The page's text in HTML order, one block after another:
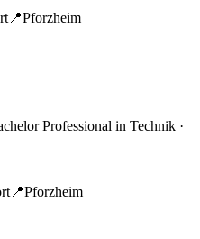
📍Pforzheim
Professional in Technik ·
📍Pforzheim